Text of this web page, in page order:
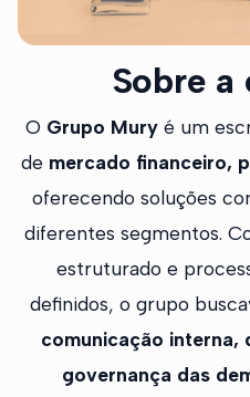
Sobre a
O Grupo Muryé um
de mercado financeiro,
oferecendo soluções
diferentes segmentos.
estruturado e
definidos, o grupo
comunicação interna,
governança das